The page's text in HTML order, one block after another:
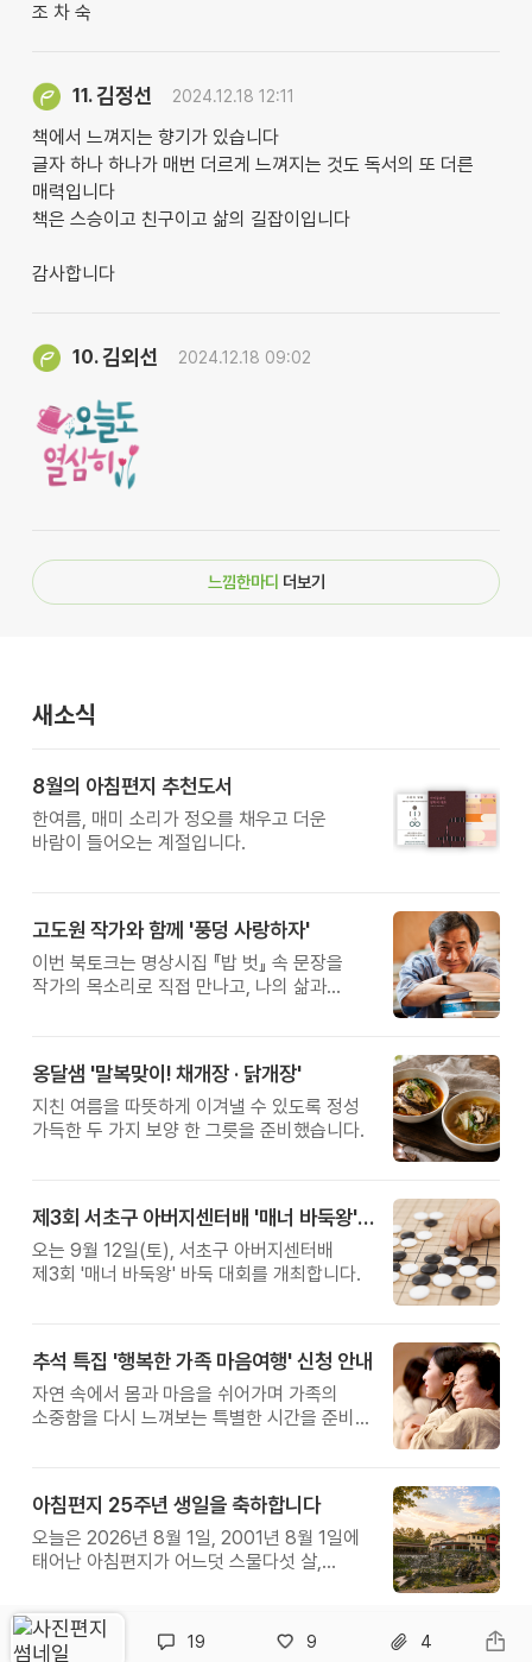
조 차 숙
11.김정선 2024.12.18 12:11
책에서 느껴지는 향기가 있습니다
글자 하나 하나가 매번 더르게 느껴지는 것도 독서의 또 더른
매력입니다
책은 스승이고 친구이고 삶의 길잡이입니다
감사합니다
10.김외선 2024.12.18 09:02
느낌한마디 더보기
새소식
8월의 아침편지 추천도서
한여름, 매미 소리가 정오를 채우고 더운
바람이 들어오는 계절입니다.
고도원 작가와 함께 '풍덩 사랑하자'
이번 북토크는 명상시집 『밥 벗』 속 문장을
작가의 목소리로 직접 만나고, 나의 삶과
옹달샘 '말복맞이! 채개장 · 닭개장'
지친 여름을 따뜻하게 이겨낼 수 있도록 정성
가득한 두 가지 보양 한 그릇을 준비했습니다.
제3회 서초구 아버지센터배 '매너 바둑왕' 대회
오는 9월 12일(토), 서초구 아버지센터배
제3회 '매너 바둑왕' 바둑 대회를 개최합니다.
추석 특집 '행복한 가족 마음여행' 신청 안내
자연 속에서 몸과 마음을 쉬어가며 가족의
소중함을 다시 느껴보는 특별한 시간을 준비해
아침편지 25주년 생일을 축하합니다
오늘은 2026년 8월 1일, 2001년 8월 1일에
태어난 아침편지가 어느덧 스물다섯 살,
19 9 4